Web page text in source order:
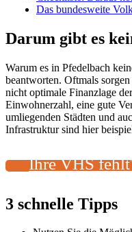
Das bundesweite
Darum gibt es
Warum es in Pfedelbach
beantworten. Oftmals
nicht optimale Finanzlage
Einwohnerzahl, eine gute
umliegenden Städten und
Infrastruktur sind hier
Ihre VHS
3 schnelle Tipps